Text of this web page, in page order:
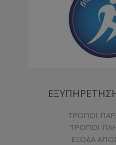
ΤΡΟΠΟΙ
ΤΡΟΠΟΙ
ΕΞΟΔΑ